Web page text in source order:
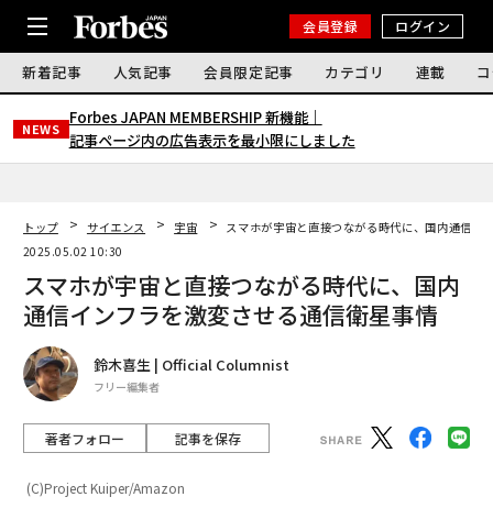
会員登録 ログイン
新着記事 人気記事 会員限定記事 カテゴリ 連載
NEWS
Forbes JAPAN MEMBERSHIP 新機能｜
記事ページ内の広告表示を最小限にしました
トップ サイエンス 宇宙
スマホが宇宙と直接つながる時代に、国内通信イ
2025.05.02 10:30
スマホが宇宙と直接つながる時代に、国内
通信インフラを激変させる通信衛星事情
鈴木喜生 | Official Columnist
フリー編集者
著者フォロー 記事を保存
(C)Project Kuiper/Amazon